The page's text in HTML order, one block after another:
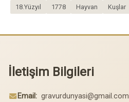
18.Yüzyıl
1778 Hayvan Kuşlar
İletişim Bilgileri
Email: gravurdunyasi@gmail.com